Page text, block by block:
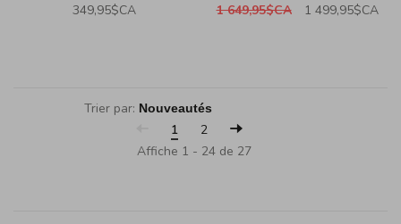
(60/2400)
349,95$CA
Marin (3 Brûleurs)
1 649,95$CA 1 499,95$CA
Trier par:
1
2
Affiche 1 - 24 de 27